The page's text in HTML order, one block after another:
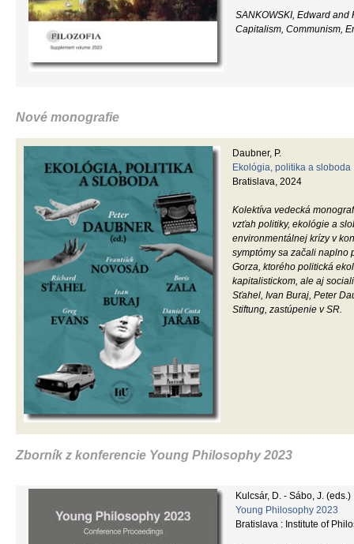
SANKOWSKI, Edward and
Capitalism, Communism,
Nové monografie
Stewart, J., Dip, P.C.
Encounters with Nineteenth-
Leiden - Boston, 2024
S postavami, ako Fichte,
obdobím filozofického rozvoja. Toto
rozvoj sociálnych vied na prelome
devätnásteho storočia v jej rôznych
dvadsiateho a dvadsiateho prvého
Zborník z konferencie Young Philosophy 2023
Kulcsár, D. - Sábo, J. (eds.)
Young Philosophy 2023
Bratislava : Institute of